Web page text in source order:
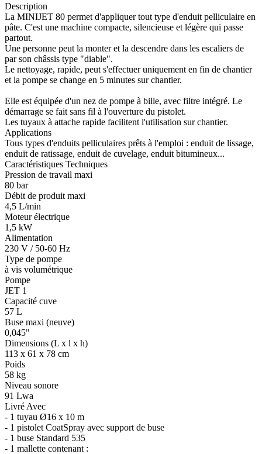
Description
La MINIJET 80 permet d'appliquer tout type d'enduit pelliculaire en
pâte. C'est une machine compacte, silencieuse et légère qui passe
partout.
Une personne peut la monter et la descendre dans les escaliers de
par son châssis type "diable".
Le nettoyage, rapide, peut s'effectuer uniquement en fin de chantier
et la pompe se change en 5 minutes sur chantier.
Elle est équipée d'un nez de pompe à bille, avec filtre intégré. Le
démarrage se fait sans fil à l'ouverture du pistolet.
Les tuyaux à attache rapide facilitent l'utilisation sur chantier.
Applications
Tous types d'enduits pelliculaires prêts à l'emploi : enduit de lissage,
enduit de ratissage, enduit de cuvelage, enduit bitumineux...
Caractéristiques Techniques
Pression de travail maxi
80 bar
Débit de produit maxi
4,5 L/min
Moteur électrique
1,5 kW
Alimentation
230 V / 50-60 Hz
Type de pompe
à vis volumétrique
Pompe
JET 1
Capacité cuve
57 L
Buse maxi (neuve)
0,045"
Dimensions (L x l x h)
113 x 61 x 78 cm
Poids
58 kg
Niveau sonore
91 Lwa
Livré Avec
- 1 tuyau Ø16 x 10 m
- 1 pistolet CoatSpray avec support de buse
- 1 buse Standard 535
- 1 mallette contenant :